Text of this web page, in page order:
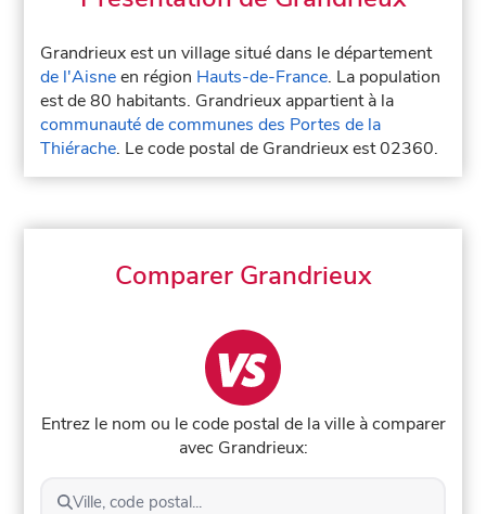
Grandrieux est un village situé dans le département
de l'Aisneen région Hauts-de-France. La population
est de 80 habitants. Grandrieux appartient à la
communauté de communes des Portes de la
Thiérache. Le code postal de Grandrieux est 02360.
Comparer Grandrieux
Entrez le nom ou le code postal de la ville à comparer
avec Grandrieux:
Ville, code postal...